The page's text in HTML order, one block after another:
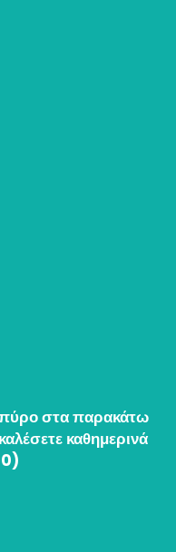
στα παρακάτω
καθημερινά